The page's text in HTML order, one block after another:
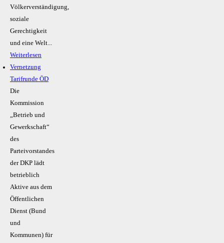
Völkerverständigung,
soziale
Gerechtigkeit
und eine Welt...
Weiterlesen
Vernetzung
Tarifrunde ÖD
Die
Kommission
„Betrieb und
Gewerkschaft“
des
Parteivorstandes
der DKP lädt
betrieblich
Aktive aus dem
Öffentlichen
Dienst (Bund
und
Kommunen) für